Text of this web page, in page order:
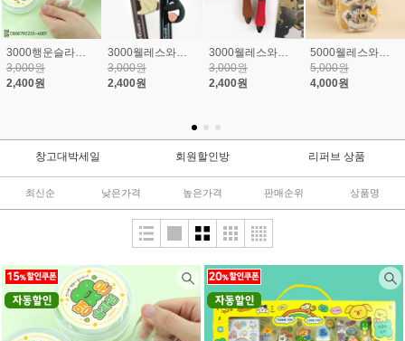
3000행운슬라임 로그인시 2,040원
3,000원
2,400원
3000웰레스와그로밋허그펜 로그인시 10% 할인된 가격
3,000원
2,400원
3000웰레스와그로밋통통중성펜 로그인시 10% 할인된 가격
3,000원
2,400원
5000웰레스와그로밋캐리어지우개세트 로그인시 10% 할인된 가격
5,000원
4,000원
창고대박세일 회원할인방 리퍼브 상품
최신순 낮은가격 높은가격 판매순위 상품명